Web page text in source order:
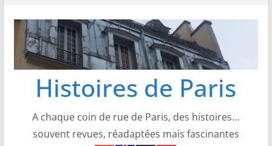
Histoires de Paris
A chaque coin de rue de Paris, des histoires…
souvent revues, réadaptées mais fascinantes